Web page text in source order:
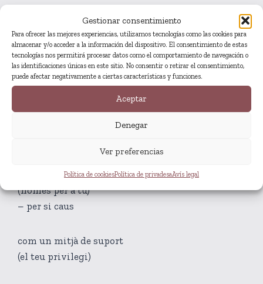
Gestionar consentimiento
Para ofrecer las mejores experiencias, utilizamos tecnologías como las cookies para
almacenar y/o acceder a la información del dispositivo. El consentimiento de estas
tecnologías nos permitirá procesar datos como el comportamiento de navegación o
las identificaciones únicas en este sitio. No consentir o retirar el consentimiento,
puede afectar negativamente a ciertas características y funciones.
Aceptar
Denegar
Ver preferencias
Política de cookiesPolítica de privadesaAvís legal
EL SOFISMA
ESBOÇ EN NEGRE SOBRE BLANC TRENCAT
Com les estovalles de domàs
el capital que et cal pensar
i al qual, per descomptat, mai hauràs de recórrer
com el matalàs que sempre dona seguretat com a
com la xarxa protectora que sempre hi és per a tu
(només per a tu)
– per si caus
com un mitjà de suport
(el teu privilegi)